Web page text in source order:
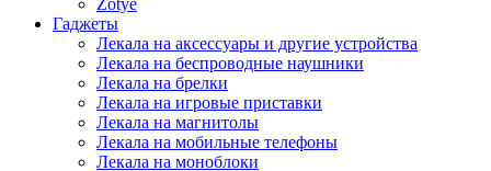
Zotye
Гаджеты
Лекала на аксессуары и другие устройства
Лекала на беспроводные наушники
Лекала на брелки
Лекала на игровые приставки
Лекала на магнитолы
Лекала на мобильные телефоны
Лекала на моноблоки